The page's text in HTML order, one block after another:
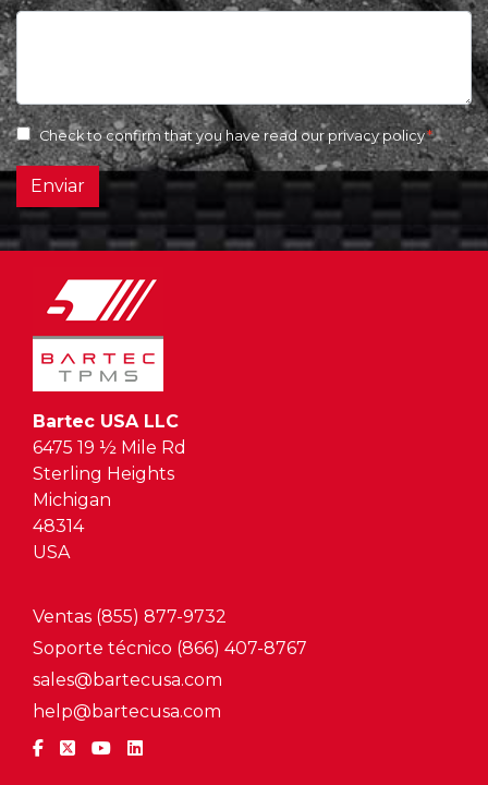
Check to confirm that you have read our privacy policy
Enviar
Bartec USA LLC
6475 19 ½ Mile Rd
Sterling Heights
Michigan
48314
USA
Ventas (855) 877-9732
Soporte técnico (866) 407-8767
sales@bartecusa.com
help@bartecusa.com